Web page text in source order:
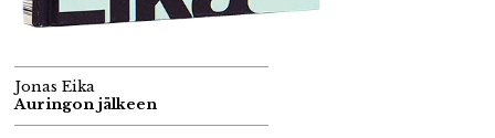
Jonas Eika
Auringon jälkeen